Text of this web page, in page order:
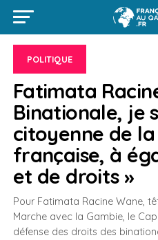
POLITIQUE
Fatimata
Binationale, je
citoyenne de
française, à
et de droits »
Pour Fatimata Racine Wane,
Marche avec la Gambie, le
défense des droits des